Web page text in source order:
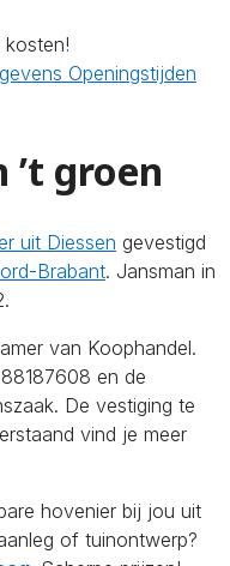
Openingstijden
’t groen
uit Diessen gevestigd
Brabant. Jansman in
van Koophandel.
en de
De vestiging te
vind je meer
hovenier bij jou uit
of tuinontwerp?